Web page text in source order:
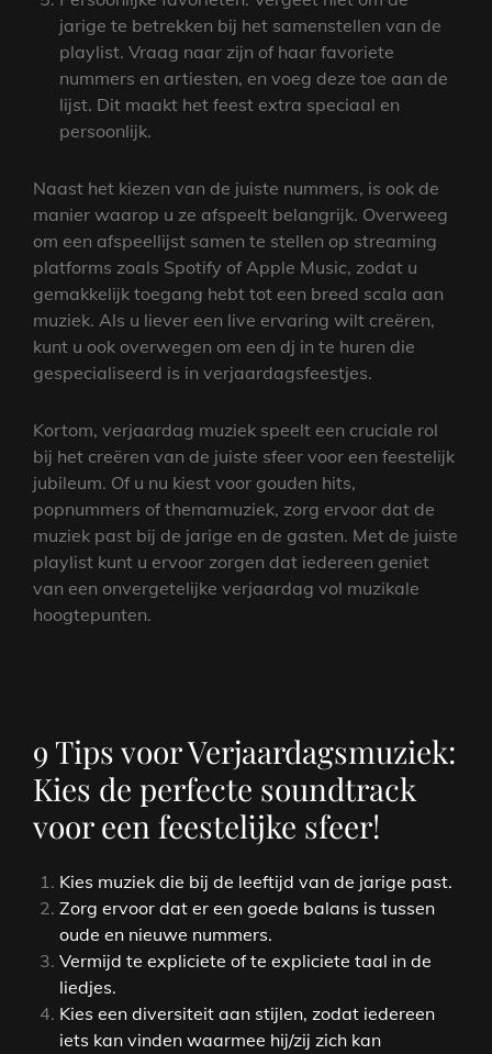
jarige te betrekken bij het samenstellen van de
playlist. Vraag naar zijn of haar favoriete
nummers en artiesten, en voeg deze toe aan de
lijst. Dit maakt het feest extra speciaal en
persoonlijk.
Naast het kiezen van de juiste nummers, is ook de
manier waarop u ze afspeelt belangrijk. Overweeg
om een afspeellijst samen te stellen op streaming
platforms zoals Spotify of Apple Music, zodat u
gemakkelijk toegang hebt tot een breed scala aan
muziek. Als u liever een live ervaring wilt creëren,
kunt u ook overwegen om een dj in te huren die
gespecialiseerd is in verjaardagsfeestjes.
Kortom, verjaardag muziek speelt een cruciale rol
bij het creëren van de juiste sfeer voor een feestelijk
jubileum. Of u nu kiest voor gouden hits,
popnummers of themamuziek, zorg ervoor dat de
muziek past bij de jarige en de gasten. Met de juiste
playlist kunt u ervoor zorgen dat iedereen geniet
van een onvergetelijke verjaardag vol muzikale
hoogtepunten.
9 Tips voor Verjaardagsmuziek:
Kies de perfecte soundtrack
voor een feestelijke sfeer!
Kies muziek die bij de leeftijd van de jarige past.
Zorg ervoor dat er een goede balans is tussen
oude en nieuwe nummers.
Vermijd te expliciete of te expliciete taal in de
liedjes.
Kies een diversiteit aan stijlen, zodat iedereen
iets kan vinden waarmee hij/zij zich kan